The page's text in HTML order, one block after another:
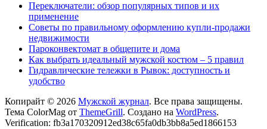
Переключатели: обзор популярных типов и их
применение
Советы по правильному оформлению купли-продажи
недвижимости
Пароконвектомат в общепите и дома
Как выбрать идеальный мужской костюм – 5 правил
Гидравлические тележки в Рывок: доступность и
удобство
Копирайт © 2026 Мужской журнал. Все права защищены.
Тема ColorMag от ThemeGrill. Создано на WordPress.
Verification: fb3a170320912ed38c65fa0db3bb8a5ed1866153